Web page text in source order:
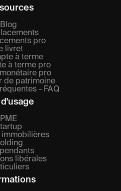
Blog
pro
livret
à terme
à terme pro
pro
de patrimoine
- FAQ
d'usage
PME
immobilières
libérales